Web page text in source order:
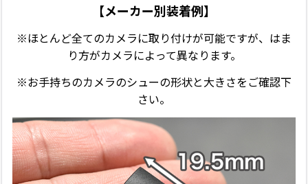
【メーカー別装着例】
※ほとんど全てのカメラに取り付けが可能ですが、はま
り方がカメラによって異なります。
※お手持ちのカメラのシューの形状と大きさをご確認下
さい。